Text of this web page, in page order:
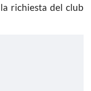
richiesta del club